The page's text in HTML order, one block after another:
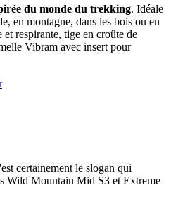
du monde du trekking. Idéale
en montagne, dans les bois ou en
respirante, tige en croûte de
Vibram avec insert pour
certainement le slogan qui
Wild Mountain Mid S3 et Extreme